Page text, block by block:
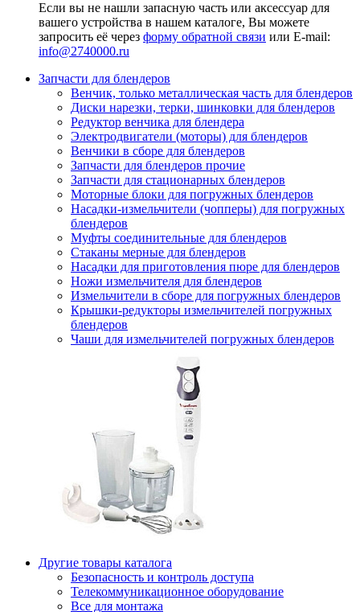
Если вы не нашли запасную часть или аксессуар для
вашего устройства в нашем каталоге, Вы можете
запросить её через форму обратной связи или E-mail:
info@2740000.ru
Запчасти для блендеров
Венчик, только металлическая часть для блендеров
Диски нарезки, терки, шинковки для блендеров
Редуктор венчика для блендера
Электродвигатели (моторы) для блендеров
Венчики в сборе для блендеров
Запчасти для блендеров прочие
Запчасти для стационарных блендеров
Моторные блоки для погружных блендеров
Насадки-измельчители (чопперы) для погружных
блендеров
Муфты соединительные для блендеров
Стаканы мерные для блендеров
Насадки для приготовления пюре для блендеров
Ножи измельчителя для блендеров
Измельчители в сборе для погружных блендеров
Крышки-редукторы измельчителей погружных
блендеров
Чаши для измельчителей погружных блендеров
Другие товары каталога
Безопасность и контроль доступа
Телекоммуникационное оборудование
Все для монтажа